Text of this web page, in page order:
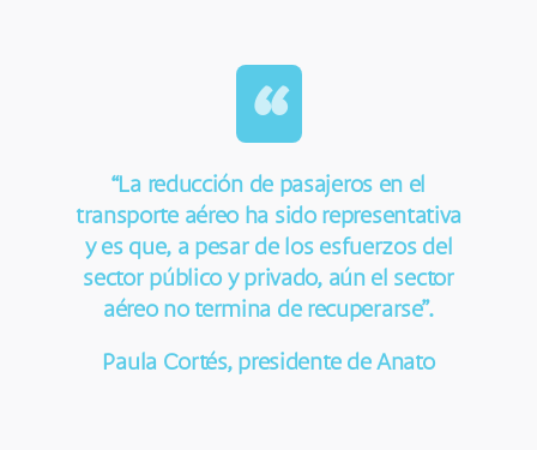
“
“La reducción de pasajeros en el
transporte aéreo ha sido representativa
y es que, a pesar de los esfuerzos del
sector público y privado, aún el sector
aéreo no termina de recuperarse”.
Paula Cortés, presidente de Anato